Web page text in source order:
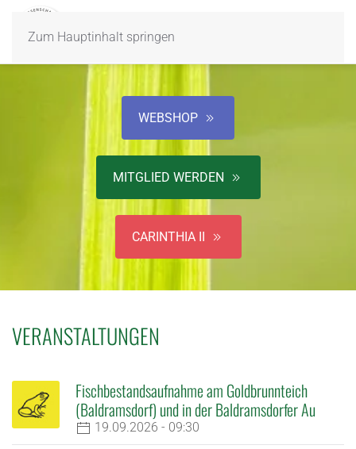
Zum Hauptinhalt springen
WEBSHOP
MITGLIED WERDEN
CARINTHIA II
VERANSTALTUNGEN
Fischbestandsaufnahme am Goldbrunnteich
(Baldramsdorf) und in der Baldramsdorfer Au
19.09.2026 - 09:30